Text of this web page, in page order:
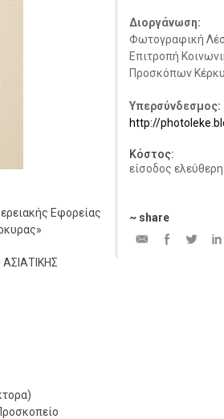
Εφορείας
Διοργάνωση:
Φωτογραφική
Επιτροπή
Προσκόπων
Υπερσύνδεσμος:
http://
Κόστος:
είσοδος ελεύθερη
~ share